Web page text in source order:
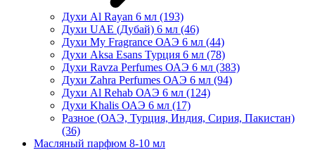
Духи Al Rayan 6 мл (193)
Духи UAE (Дубай) 6 мл (46)
Духи My Fragrance ОАЭ 6 мл (44)
Духи Aksa Esans Турция 6 мл (78)
Духи Ravza Perfumes ОАЭ 6 мл (383)
Духи Zahra Perfumes ОАЭ 6 мл (94)
Духи Al Rehab ОАЭ 6 мл (124)
Духи Khalis ОАЭ 6 мл (17)
Разное (ОАЭ, Турция, Индия, Сирия, Пакистан)
(36)
Масляный парфюм 8-10 мл